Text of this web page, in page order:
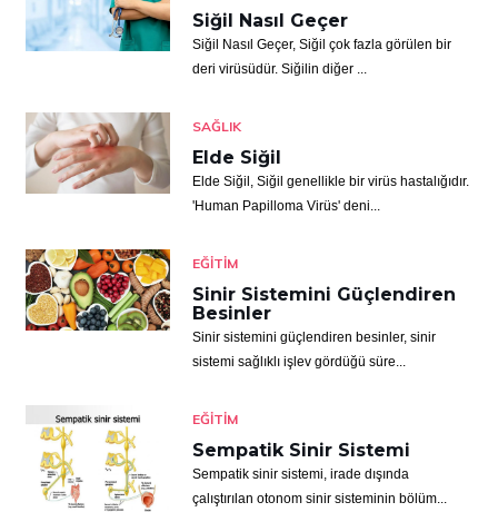
Siğil Nasıl Geçer
Siğil Nasıl Geçer, Siğil çok fazla görülen bir
deri virüsüdür. Siğilin diğer ...
SAĞLIK
Elde Siğil
Elde Siğil, Siğil genellikle bir virüs hastalığıdır.
'Human Papilloma Virüs' deni...
EĞITIM
Sinir Sistemini Güçlendiren
Besinler
Sinir sistemini güçlendiren besinler, sinir
sistemi sağlıklı işlev gördüğü süre...
EĞITIM
Sempatik Sinir Sistemi
Sempatik sinir sistemi, irade dışında
çalıştırılan otonom sinir sisteminin bölüm...